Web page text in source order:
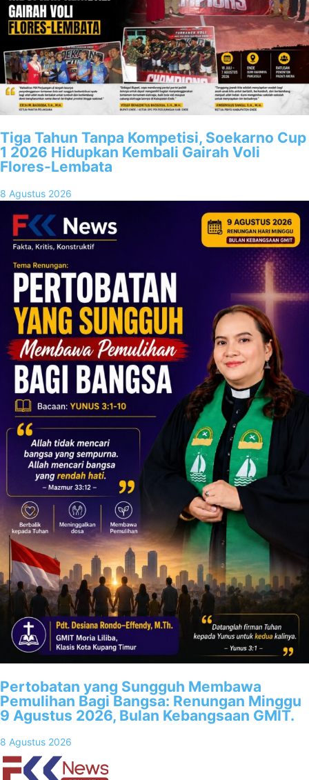
Tiga Tahun Tanpa Kompetisi, Soekarno Cup
1 2026 Hidupkan Kembali Gairah Voli
Flores-Lembata
8 Agustus 2026
Pertobatan yang Sungguh Membawa
Pemulihan Bagi Bangsa: Renungan Minggu
9 Agustus 2026, Bulan Kebangsaan GMIT.
8 Agustus 2026